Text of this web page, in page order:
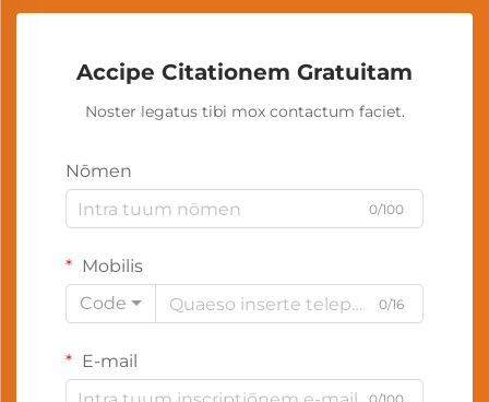
Accipe Citationem Gratuitam
Noster legatus tibi mox contactum faciet.
Nōmen
0/100
Mobilis
Code
0/16
E-mail